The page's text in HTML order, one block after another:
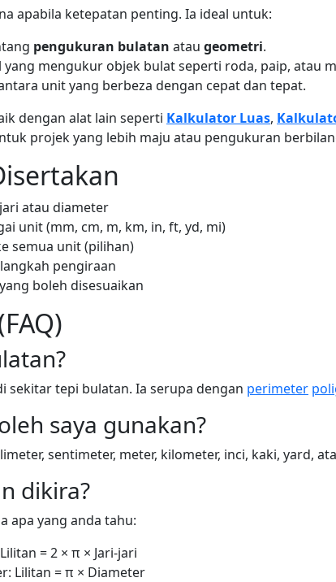
apabila ketepatan penting. Ia ideal untuk:
pengukuran bulatan atau geometri.
yang mengukur objek bulat seperti roda, paip, atau
unit yang berbeza dengan cepat dan tepat.
dengan alat lain seperti Kalkulator Luas,
projek yang lebih maju atau pengukuran
atau diameter
unit (mm, cm, m, km, in, ft, yd, mi)
semua unit (pilihan)
pengiraan
boleh disesuaikan
sekitar tepi bulatan. Ia serupa dengan perimeter
saya gunakan?
sentimeter, meter, kilometer, inci, kaki, yard,
dikira?
apa yang anda tahu:
= 2 × π × Jari-jari
Lilitan = π × Diameter